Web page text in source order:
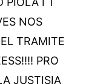
NOS
TRAMITE
PRO
JUSTISIA